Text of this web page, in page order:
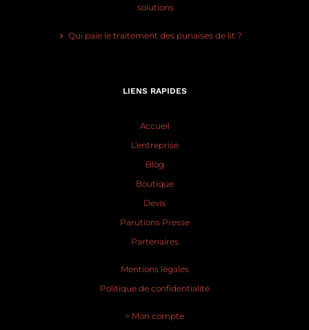
solutions
Qui paie le traitement des punaises de lit ?
LIENS RAPIDES
Accueil
L’entreprise
Blog
Boutique
Devis
Parutions Presse
Partenaires
Mentions légales
Politique de confidentialité
> Mon compte